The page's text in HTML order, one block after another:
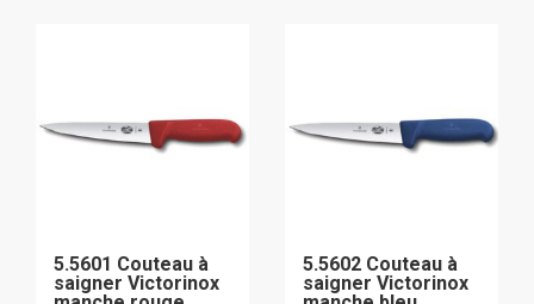
5.5601 Couteau à
saigner Victorinox
5.5602 Couteau à
saigner Victorinox